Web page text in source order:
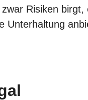
Risiken birgt,
Unterhaltung